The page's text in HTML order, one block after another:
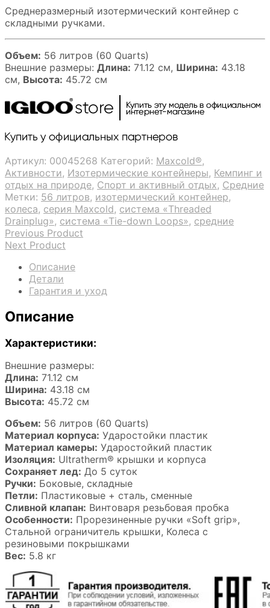
Среднеразмерный изотермический контейнер с
складными ручками.
Объем: 56 литров (60 Quarts)
Внешние размеры: Длина: 71.12 см, Ширина: 43.18
см, Высота: 45.72 см
Артикул: 00045268 Категорий: Maxcold®,
Активности, Изотермические контейнеры, Кемпинг и
отдых на природе, Спорт и активный отдых, Средние
Метки: 56 литров, изотермический контейнер,
колеса, серия Maxcold, система «Threaded
Drainplug», система «Tie-down Loops», средние
Previous Product
Next Product
Описание
Детали
Гарантия и уход
Описание
Характеристики:
Внешние размеры:
Длина: 71.12 см
Ширина: 43.18 см
Высота: 45.72 см
Объем: 56 литров (60 Quarts)
Материал корпуса: Ударостойки пластик
Материал камеры: Ударостойкий пластик
Изоляция: Ultratherm® крышки и корпуса
Сохраняет лед: До 5 суток
Ручки: Боковые, складные
Петли: Пластиковые + сталь, сменные
Сливной клапан: Винтоваря резьбовая пробка
Особенности: Прорезиненные ручки «Soft grip»,
Стальной ограничитель крышки, Колеса с
резиновыми покрышками
Вес: 5.8 кг